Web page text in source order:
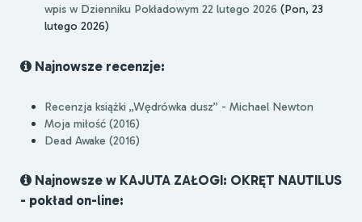
wpis w Dzienniku Pokładowym 22 lutego 2026 (Pon, 23
lutego 2026)
Najnowsze recenzje:
Recenzja książki „Wędrówka dusz” - Michael Newton
Moja miłość (2016)
Dead Awake (2016)
Najnowsze w KAJUTA ZAŁOGI: OKRĘT NAUTILUS
- pokład on-line: